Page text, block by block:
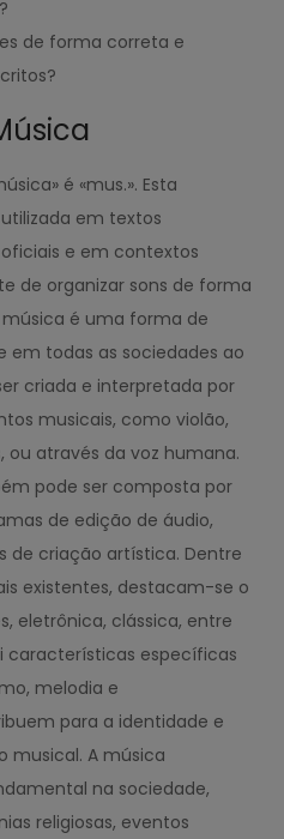
de forma correta e
é «mus.». Esta
em textos
e em contextos
de organizar sons de forma
é uma forma de
em todas as sociedades ao
criada e interpretada por
musicais, como violão,
ou através da voz humana.
pode ser composta por
de edição de áudio,
de criação artística. Dentre
existentes, destacam-se o
eletrônica, clássica, entre
características específicas
melodia e
para a identidade e
musical. A música
na sociedade,
religiosas, eventos